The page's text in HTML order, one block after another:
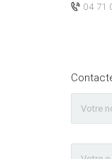
04 71